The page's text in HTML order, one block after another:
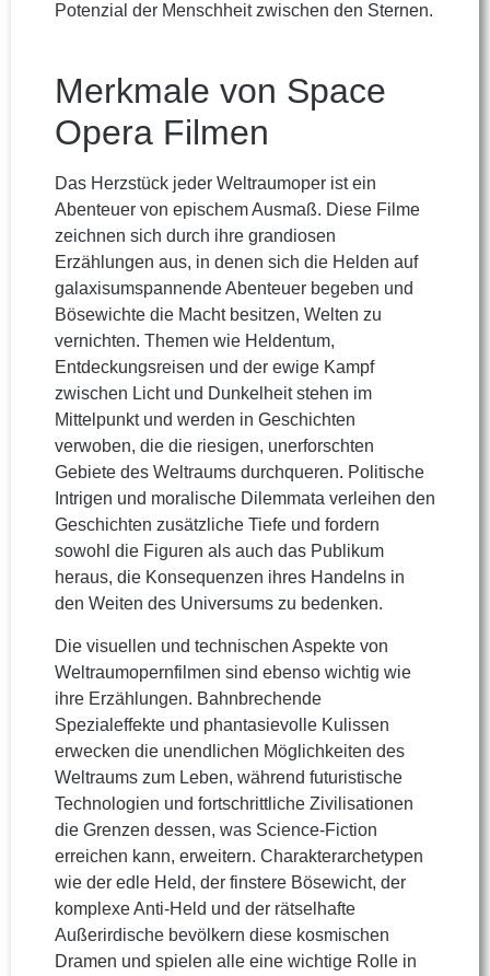
Potenzial der Menschheit zwischen den Sternen.
Merkmale von Space
Opera Filmen
Das Herzstück jeder Weltraumoper ist ein
Abenteuer von epischem Ausmaß. Diese Filme
zeichnen sich durch ihre grandiosen
Erzählungen aus, in denen sich die Helden auf
galaxisumspannende Abenteuer begeben und
Bösewichte die Macht besitzen, Welten zu
vernichten. Themen wie Heldentum,
Entdeckungsreisen und der ewige Kampf
zwischen Licht und Dunkelheit stehen im
Mittelpunkt und werden in Geschichten
verwoben, die die riesigen, unerforschten
Gebiete des Weltraums durchqueren. Politische
Intrigen und moralische Dilemmata verleihen den
Geschichten zusätzliche Tiefe und fordern
sowohl die Figuren als auch das Publikum
heraus, die Konsequenzen ihres Handelns in
den Weiten des Universums zu bedenken.
Die visuellen und technischen Aspekte von
Weltraumopernfilmen sind ebenso wichtig wie
ihre Erzählungen. Bahnbrechende
Spezialeffekte und phantasievolle Kulissen
erwecken die unendlichen Möglichkeiten des
Weltraums zum Leben, während futuristische
Technologien und fortschrittliche Zivilisationen
die Grenzen dessen, was Science-Fiction
erreichen kann, erweitern. Charakterarchetypen
wie der edle Held, der finstere Bösewicht, der
komplexe Anti-Held und der rätselhafte
Außerirdische bevölkern diese kosmischen
Dramen und spielen alle eine wichtige Rolle in